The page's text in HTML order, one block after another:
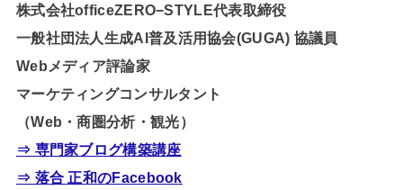
株式会社officeZERO−STYLE代表取締役
一般社団法人生成AI普及活用協会(GUGA) 協議員
Webメディア評論家
マーケティングコンサルタント
（Web・商圏分析・観光）
⇒ 専門家ブログ構築講座
⇒ 落合 正和のFacebook